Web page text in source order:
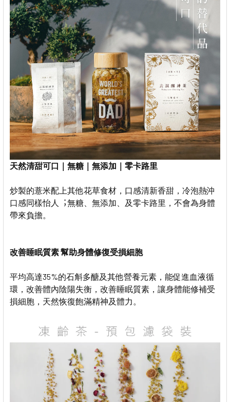
天然清甜可口｜無糖｜無添加｜零卡路里
炒製的薏米配上其他花草食材，口感清新香甜，冷泡熱沖
口感同樣怡人︔無糖、無添加、及零卡路里，不會為身體
帶來負擔。
改善睡眠質素 幫助身體修復受損細胞
平均高達35%的石斛多醣及其他營養元素，能促進血液循
環，改善體內陰陽失衡，改善睡眠質素，讓身體能修補受
損細胞，天然恢復飽滿精神及體力。